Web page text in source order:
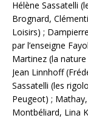
Hélène Sassatelli
Brognard,
Loisirs) ;
par l’enseigne
Martinez (la
Jean Linnhoff
Sassatelli (les
Peugeot) ;
Montbéliard, Lina